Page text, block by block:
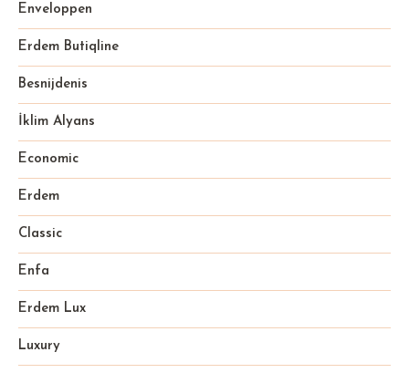
Enveloppen
Erdem Butiqline
Besnijdenis
İklim Alyans
Economic
Erdem
Classic
Enfa
Erdem Lux
Luxury